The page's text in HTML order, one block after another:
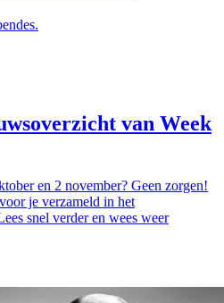
van Week
en 2 november? Geen zorgen!
je verzameld in het
snel verder en wees weer